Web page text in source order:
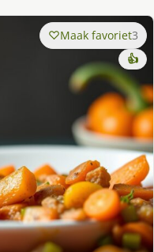
Maak favoriet3
👍